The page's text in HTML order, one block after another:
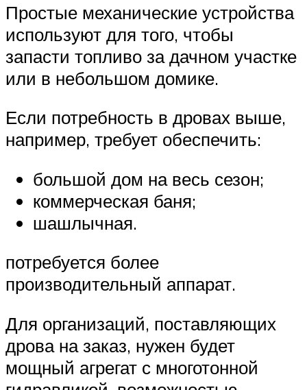
Простые механические устройства
используют для того, чтобы
запасти топливо за дачном участке
или в небольшом домике.
Если потребность в дровах выше,
например, требует обеспечить:
большой дом на весь сезон;
коммерческая баня;
шашлычная.
потребуется более
производительный аппарат.
Для организаций, поставляющих
дрова на заказ, нужен будет
мощный агрегат с многотонной